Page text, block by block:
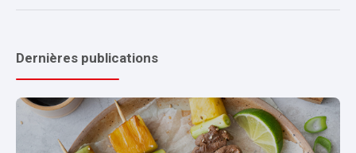
Dernières publications